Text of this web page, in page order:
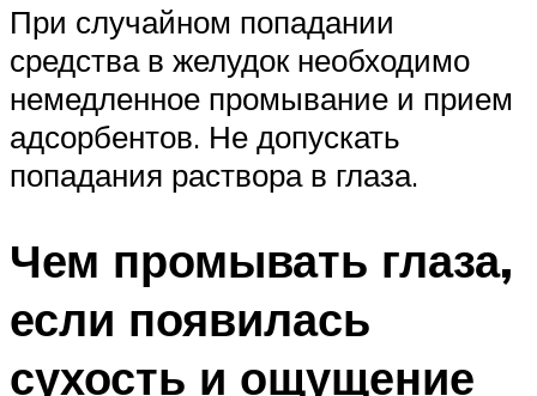
При случайном попадании
средства в желудок необходимо
немедленное промывание и прием
адсорбентов. Не допускать
попадания раствора в глаза.
Чем промывать глаза,
если появилась
сухость и ощущение